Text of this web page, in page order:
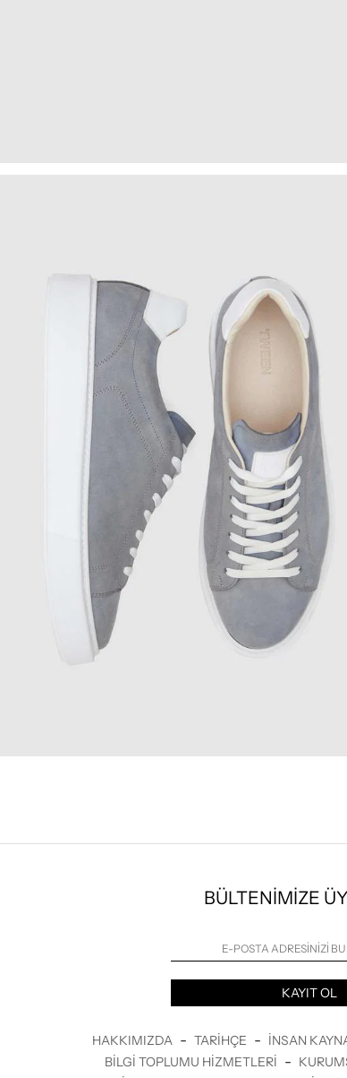
BÜLTENİMİZE
KAYIT OL
HAKKIMIZDA - TARIHÇE - İNSAN
BILGI TOPLUMU HIZMETLERI -